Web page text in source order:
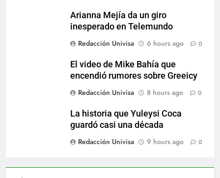
Arianna Mejía da un giro
inesperado en Telemundo
Redacción Univisa
6 hours ago 0
El video de Mike Bahía que
encendió rumores sobre Greeicy
Redacción Univisa
8 hours ago 0
La historia que Yuleysi Coca
guardó casi una década
Redacción Univisa
9 hours ago 0